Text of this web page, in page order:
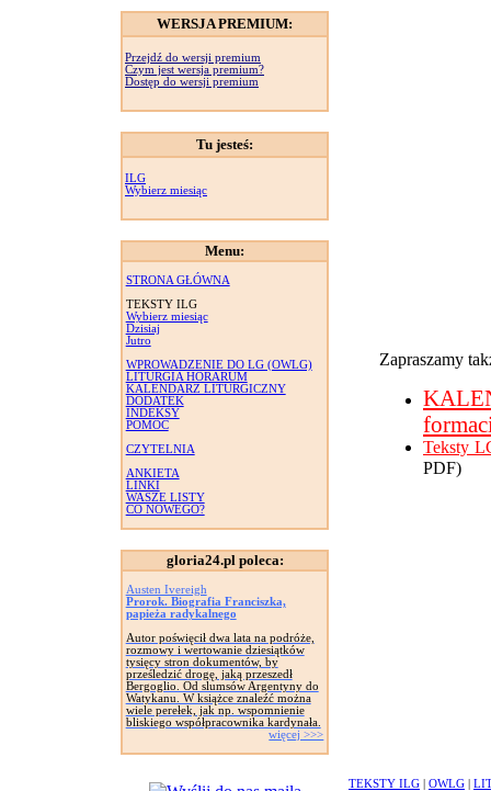
WERSJA PREMIUM:
Przejdź do wersji premium
Czym jest wersja premium?
Dostęp do wersji premium
Tu jesteś:
ILG
Wybierz miesiąc
Menu:
STRONA GŁÓWNA
TEKSTY ILG
Wybierz miesiąc
Dzisiaj
Jutro
WPROWADZENIE DO LG (OWLG)
LITURGIA HORARUM
KALENDARZ LITURGICZNY
DODATEK
INDEKSY
POMOC
CZYTELNIA
ANKIETA
LINKI
WASZE LISTY
CO NOWEGO?
gloria24.pl poleca:
Austen Ivereigh
Prorok. Biografia Franciszka,
papieża radykalnego
Autor poświęcił dwa lata na podróże,
rozmowy i wertowanie dziesiątków
tysięcy stron dokumentów, by
prześledzić drogę, jaką przeszedł
Bergoglio. Od slumsów Argentyny do
Watykanu. W książce znaleźć można
wiele perełek, jak np. wspomnienie
bliskiego współpracownika kardynała.
więcej >>>
Zapraszamy
Teksty
PDF)
TEKSTY ILG OWLG